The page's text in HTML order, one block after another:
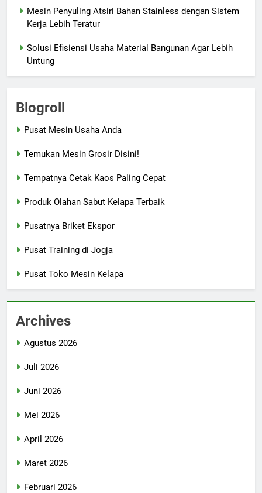
Mesin Penyuling Atsiri Bahan Stainless dengan Sistem
Kerja Lebih Teratur
Solusi Efisiensi Usaha Material Bangunan Agar Lebih
Untung
Blogroll
Pusat Mesin Usaha Anda
Temukan Mesin Grosir Disini!
Tempatnya Cetak Kaos Paling Cepat
Produk Olahan Sabut Kelapa Terbaik
Pusatnya Briket Ekspor
Pusat Training di Jogja
Pusat Toko Mesin Kelapa
Archives
Agustus 2026
Juli 2026
Juni 2026
Mei 2026
April 2026
Maret 2026
Februari 2026